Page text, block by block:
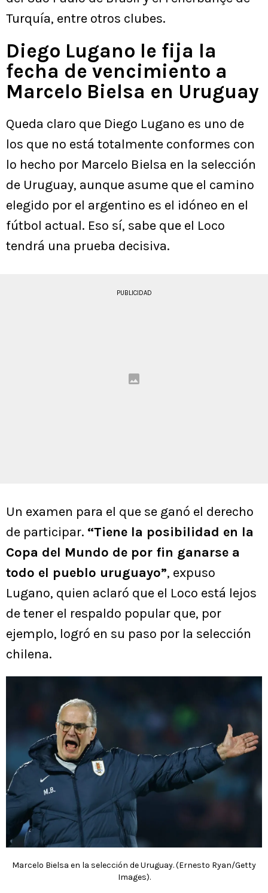
Turquía, entre otros clubes.
Diego Lugano le fija la
fecha de vencimiento a
Marcelo Bielsa en Uruguay
Queda claro que Diego Lugano es uno de
los que no está totalmente conformes con
lo hecho por Marcelo Bielsa en la selección
de Uruguay, aunque asume que el camino
elegido por el argentino es el idóneo en el
fútbol actual. Eso sí, sabe que el Loco
tendrá una prueba decisiva.
PUBLICIDAD
Un examen para el que se ganó el derecho
de participar. “Tiene la posibilidad en la
Copa del Mundo de por fin ganarse a
todo el pueblo uruguayo”, expuso
Lugano, quien aclaró que el Loco está lejos
de tener el respaldo popular que, por
ejemplo, logró en su paso por la selección
chilena.
Marcelo Bielsa en la selección de Uruguay. (Ernesto Ryan/Getty
Images).